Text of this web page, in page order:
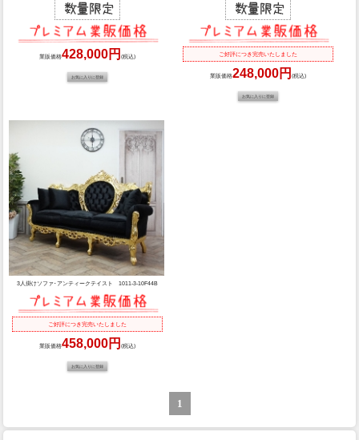
業販価格428,000円(税込) ご好評につき完売いたしました
業販価格248,000円 (税込)
3人掛けソファ･アンティークテイスト 1011-3-10F44B
ご好評につき完売いたしました
業販価格458,000円(税込)
1